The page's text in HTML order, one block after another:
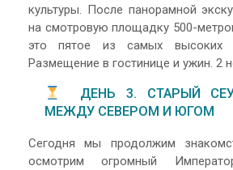
культуры. После панорамной
на смотровую площадку 500-
это пятое из самых высоких
Размещение в гостинице и ужин. 2
ДЕНЬ 3. СТАРЫЙ
МЕЖДУ СЕВЕРОМ И ЮГОМ
Сегодня мы продолжим
осмотрим огромный